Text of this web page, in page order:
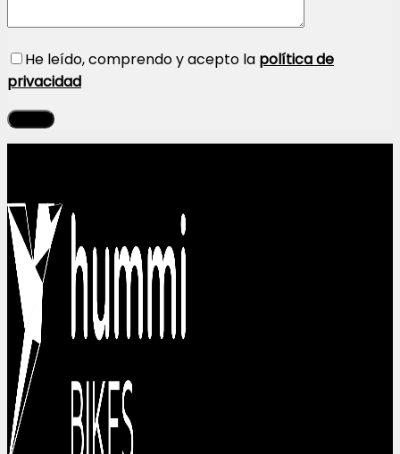
He leído, comprendo y acepto la política de
privacidad